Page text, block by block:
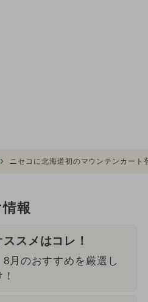
ニセコに北海道初のマウンテンカー
報
スメはコレ！
8月のおすすめを厳選し